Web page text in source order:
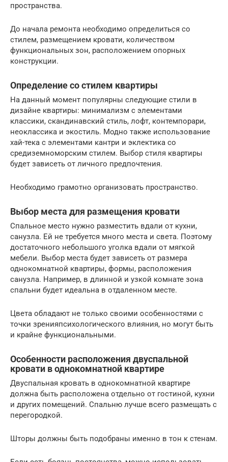
пространства.
До начала ремонта необходимо определиться со
стилем, размещением кровати, количеством
функциональных зон, расположением опорных
конструкции.
Определение со стилем квартиры
На данный момент популярны следующие стили в
дизайне квартиры: минимализм с элементами
классики, скандинавский стиль, лофт, контемпорари,
неоклассика и экостиль. Модно также использование
хай-тека с элементами кантри и эклектика со
средиземноморским стилем. Выбор стиля квартиры
будет зависеть от личного предпочтения.
Необходимо грамотно организовать пространство.
Выбор места для размещения кровати
Спальное место нужно разместить вдали от кухни,
санузла. Ей не требуется много места и света. Поэтому
достаточного небольшого уголка вдали от мягкой
мебели. Выбор места будет зависеть от размера
однокомнатной квартиры, формы, расположения
санузла. Например, в длинной и узкой комнате зона
спальни будет идеальна в отдаленном месте.
Цвета обладают не только своими особенностями с
точки зренияпсихологического влияния, но могут быть
и крайне функциональными.
Особенности расположения двуспальной
кровати в однокомнатной квартире
Двуспальная кровать в однокомнатной квартире
должна быть расположена отдельно от гостиной, кухни
и других помещений. Спальню лучше всего размещать с
перегородкой.
Шторы должны быть подобраны именно в тон к стенам.